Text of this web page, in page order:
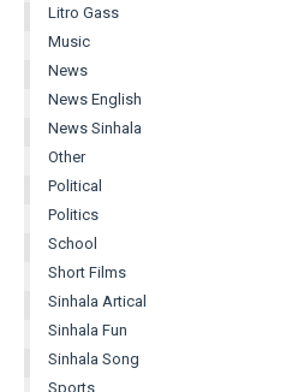
Litro Gass
Music
News
News English
News Sinhala
Other
Political
Politics
School
Short Films
Sinhala Artical
Sinhala Fun
Sinhala Song
Sports